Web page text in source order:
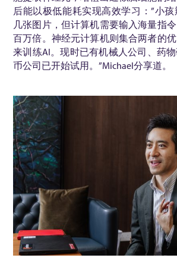
后能以极低能耗实现高效学习：”小
几张图片，但计算机需要输入海量指
百万倍。神经元计算机则集合两者的
来训练AI。现时已有机械人公司、药
币公司已开始试用。”Michael分享道。